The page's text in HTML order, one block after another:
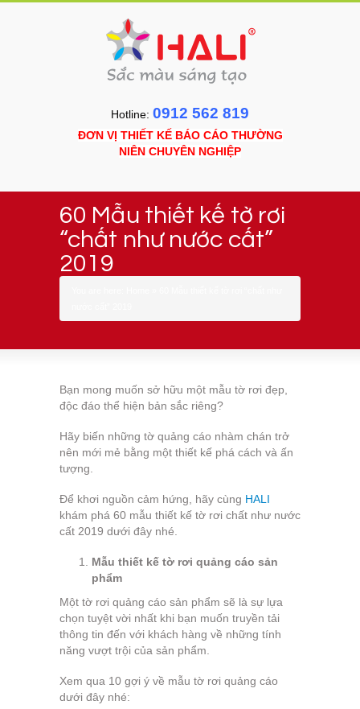
Hotline: 0912 562 819
ĐƠN VỊ THIẾT KẾ BÁO CÁO THƯỜNG
NIÊN CHUYÊN NGHIỆP
60 Mẫu thiết kế tờ rơi
“chất như nước cất”
2019
Bạn mong muốn sở hữu một mẫu tờ rơi đẹp,
độc đáo thể hiện bản sắc riêng?
Hãy biến những tờ quảng cáo nhàm chán trở
nên mới mẻ bằng một thiết kế phá cách và ấn
tượng.
Để khơi nguồn cảm hứng, hãy cùng HALI
khám phá 60 mẫu thiết kế tờ rơi chất như nước
cất 2019 dưới đây nhé.
Mẫu thiết kế tờ rơi quảng cáo sản
phẩm
Một tờ rơi quảng cáo sản phẩm sẽ là sự lựa
chọn tuyệt vời nhất khi bạn muốn truyền tải
thông tin đến với khách hàng về những tính
năng vượt trội của sản phẩm.
Xem qua 10 gợi ý về mẫu tờ rơi quảng cáo
dưới đây nhé: